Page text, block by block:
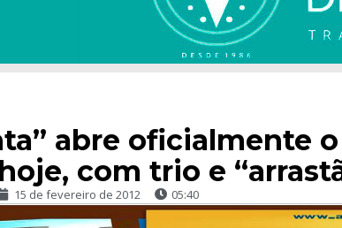
abre oficialmente
com trio e
15 de fevereiro de 2012 05:40